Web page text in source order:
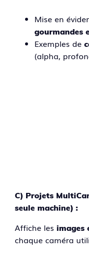
Mise en
gourmandes
Exemples de
(alpha,
C) Projets
seule machine) :
Affiche les images
chaque caméra